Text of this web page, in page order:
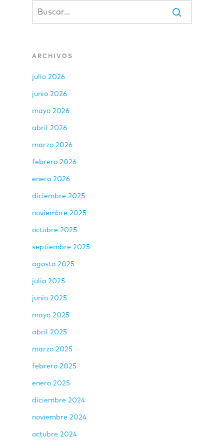
ARCHIVOS
julio 2026
junio 2026
mayo 2026
abril 2026
marzo 2026
febrero 2026
enero 2026
diciembre 2025
noviembre 2025
octubre 2025
septiembre 2025
agosto 2025
julio 2025
junio 2025
mayo 2025
abril 2025
marzo 2025
febrero 2025
enero 2025
diciembre 2024
noviembre 2024
octubre 2024